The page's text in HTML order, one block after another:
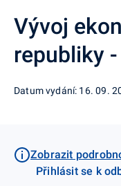
Vývoj
republiky
Datum vydání: 16. 09.
Zobrazit
Přihlásit se k